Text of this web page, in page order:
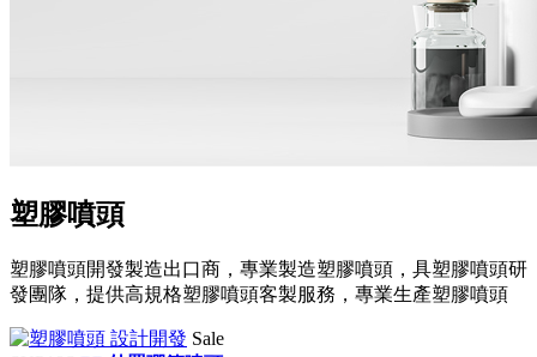
塑膠噴頭
塑膠噴頭開發製造出口商，專業製造塑膠噴頭，具塑膠噴頭研
發團隊，提供高規格塑膠噴頭客製服務，專業生產塑膠噴頭
Sale